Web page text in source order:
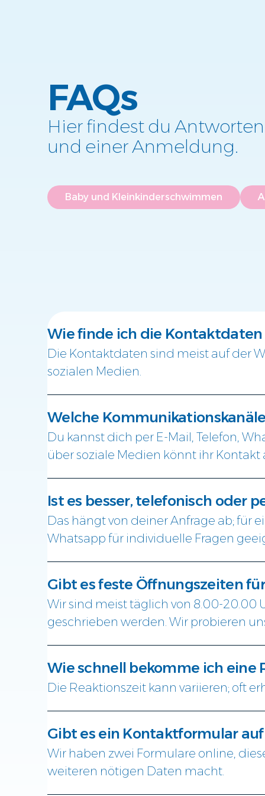
FAQs
Hier findest du
und einer Anmeldung.
Baby und Kleinkinderschwimmen
Wie finde ich die
Die Kontaktdaten sind meist auf der
sozialen Medien.
Welche
Du kannst dich per E-Mail, Telefon,
über soziale Medien könnt ihr
Ist es besser, telefonisch oder
Das hängt von deiner Anfrage ab; für
Whatsapp für individuelle Fragen
Gibt es feste Öffnungszeiten
Wir sind meist täglich von 8.00-20.00
geschrieben werden. Wir probieren
Wie schnell bekomme ich eine
Die Reaktionszeit kann variieren; oft
Gibt es ein Kontaktformular
Wir haben zwei Formulare online,
weiteren nötigen Daten macht.